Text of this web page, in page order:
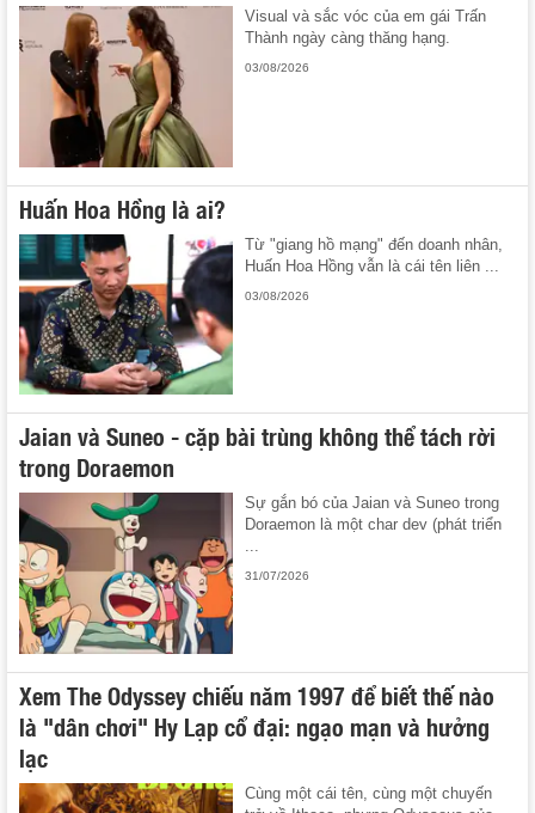
Visual và sắc vóc của em gái Trấn
Thành ngày càng thăng hạng.
03/08/2026
Huấn Hoa Hồng là ai?
Từ "giang hồ mạng" đến doanh nhân,
Huấn Hoa Hồng vẫn là cái tên liên ...
03/08/2026
Jaian và Suneo - cặp bài trùng không thể tách rời
trong Doraemon
Sự gắn bó của Jaian và Suneo trong
Doraemon là một char dev (phát triển
...
31/07/2026
Xem The Odyssey chiếu năm 1997 để biết thế nào
là "dân chơi" Hy Lạp cổ đại: ngạo mạn và hưởng
lạc
Cùng một cái tên, cùng một chuyến